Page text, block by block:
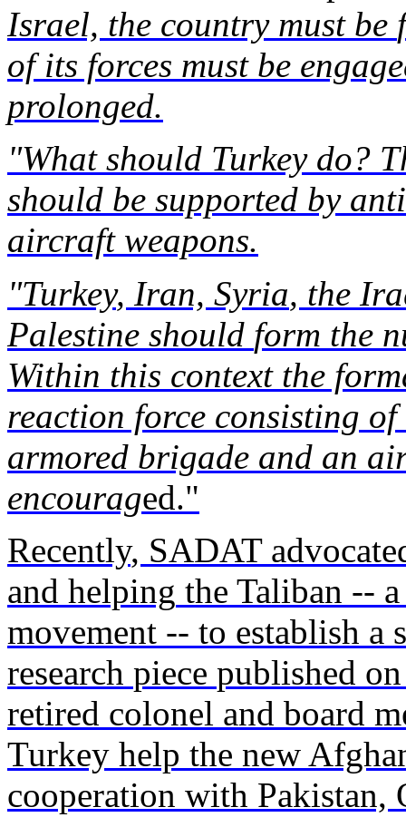
Israel, the country must be
ofits forces must be
prolonged.
"What should Turkeydo?
should be supported by
aircraft weapons.
"Turkey, Iran, Syria, the
Palestine should form the
Within this contextthe
reaction force consisting
armored brigade and an
encouraged."
Recently, SADAT
and helping the Taliban --
movement -- to establish a
research piece published
retired colonel and board
Turkey help the new
cooperation with Pakistan,